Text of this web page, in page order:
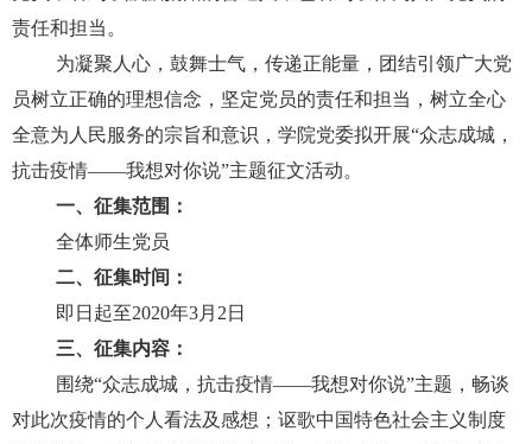
责任和担当。
为凝聚人心，鼓舞士气，传递正能量，团结引领广大党
员树立正确的理想信念，坚定党员的责任和担当，树立全心
全意为人民服务的宗旨和意识，学院党委拟开展“众志成城，
抗击疫情——我想对你说”主题征文活动。
一、征集范围：
全体师生党员
二、征集时间：
即日起至2020年3月 2 日
三、征集内容：
围绕“众志成城，抗击疫情——我想对你说”主题，畅谈
对此次疫情的个人看法及感想；讴歌中国特色社会主义制度